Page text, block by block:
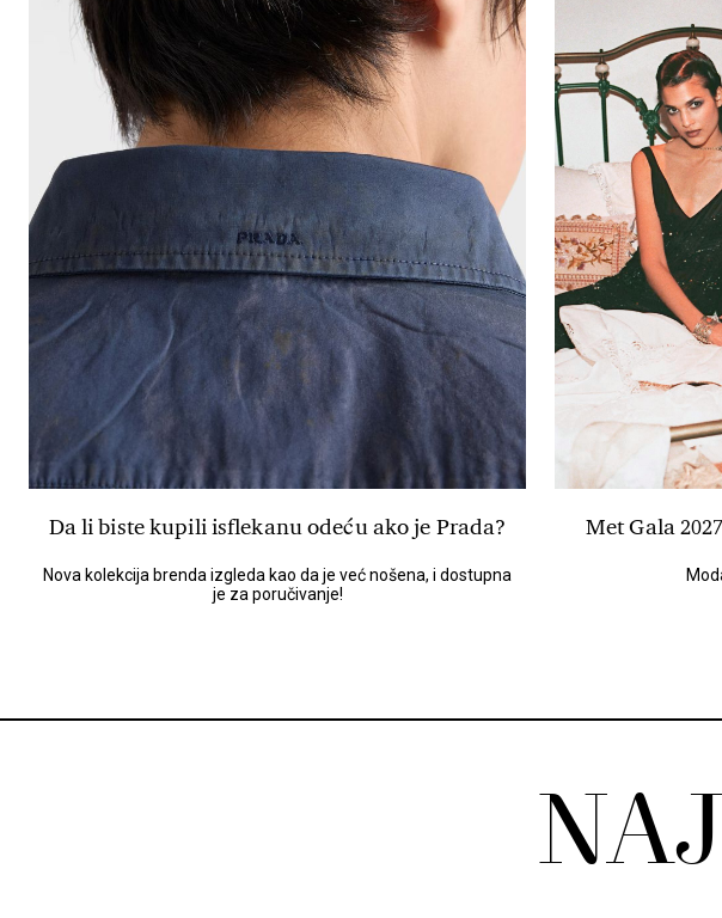
Da li biste kupili isflekanu odeću ako je Prada?
Nova kolekcija brenda izgleda kao da je već nošena, i dostupna
je za poručivanje!
Met Gala